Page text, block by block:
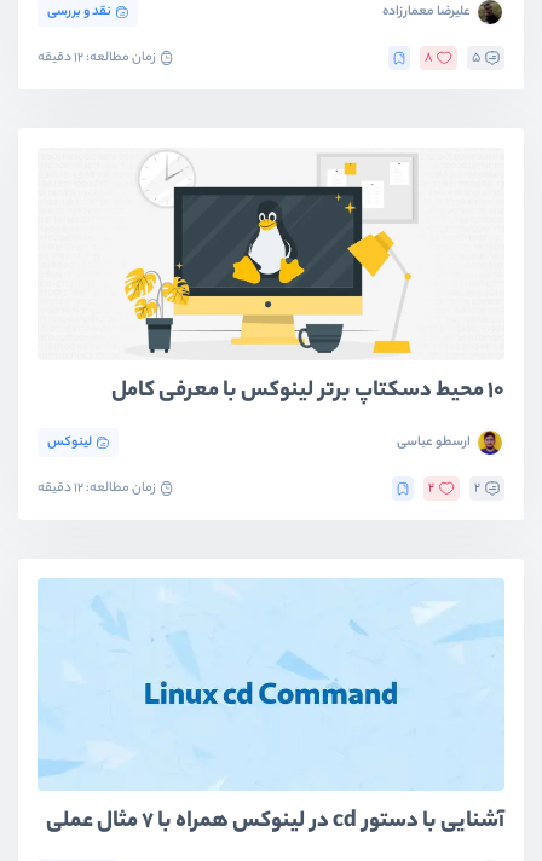
علیرضا معمارزاده نقد و بررسی
5
8 زمان مطالعه: 12 دقیقه
۱۰ محیط دسکتاپ برتر لینوکس با معرفی کامل
ارسطو عباسی لینوکس
2
2 زمان مطالعه: 12 دقیقه
آشنایی با دستور cd در لینوکس همراه با ۷ مثال عملی